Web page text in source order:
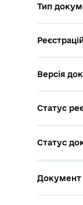
Тип
Версія
Статус
Статус
Документ